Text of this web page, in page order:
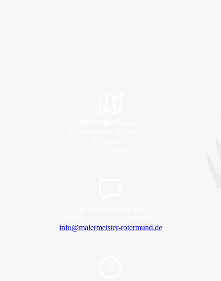
info@malermeister-rotermund.de